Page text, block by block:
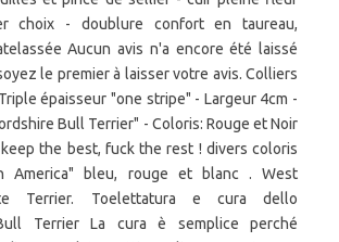
choix - doublure confort en taureau,
Aucun avis n'a encore été laissé
le premier à laisser votre avis. Colliers
épaisseur "one stripe" - Largeur 4cm -
Bull Terrier" - Coloris: Rouge et Noir
the best, fuck the rest ! divers coloris
America" bleu, rouge et blanc . West
Terrier. Toelettatura e cura dello
Terrier La cura è semplice perché